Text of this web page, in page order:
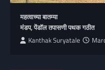
महत्वाच्या बातम्या
मंडप, पेंडॉल तपासणी पथक गठीत
Kanthak Suryatale